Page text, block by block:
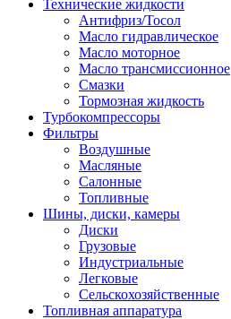
Технические жидкости
Антифриз/Тосол
Масло гидравлическое
Масло моторное
Масло трансмиссионное
Смазки
Тормозная жидкость
Турбокомпрессоры
Фильтры
Воздушные
Масляные
Салонные
Топливные
Шины, диски, камеры
Диски
Грузовые
Индустриальные
Легковые
Сельскохозяйственные
Топливная аппаратура